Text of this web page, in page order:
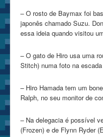
– O rosto de Baymax foi
japonês chamado Suzu.
essa ideia quando visitou
– O gato de Hiro usa uma
Stitch) numa foto na
– Hiro Hamada tem um
Ralph, no seu monitor de
– Na delegacia é possível
(Frozen) e de Flynn Ryder